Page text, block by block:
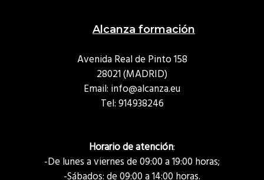
Alcanza formación
Avenida Real de Pinto 158
28021 (MADRID)
Email: info@alcanza.eu
Tel:914938246
Horario de atención:
-De lunes a viernes de 09:00 a 19:00 horas;
-Sábados: de 09:00 a 14:00 horas.